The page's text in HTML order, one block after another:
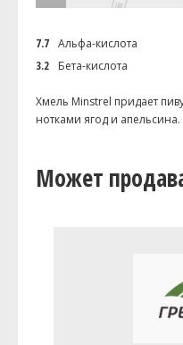
7.7 Альфа-кислота
3.2
Бета-кислота
Хмель Minstrel придает
нотками ягод и апельсина.
Может